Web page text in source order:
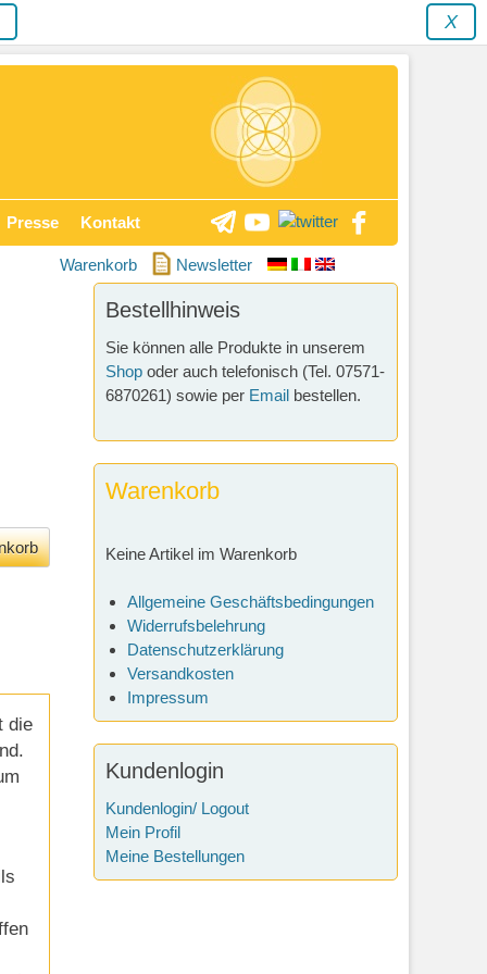
X
Presse Kontakt
Warenkorb Newsletter
die
Bestellhinweis
Sie können alle Produkte in unserem
Shop oder auch telefonisch (Tel. 07571-
6870261) sowie per Email bestellen.
Warenkorb
Keine Artikel im Warenkorb
Allgemeine Geschäftsbedingungen
Widerrufsbelehrung
Datenschutzerklärung
Versandkosten
Impressum
Kundenlogin
Kundenlogin/ Logout
Mein Profil
Meine Bestellungen